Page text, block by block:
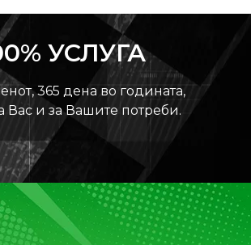
УСЛУГА
365 дена во годината,
Вас и за Вашите потреби.